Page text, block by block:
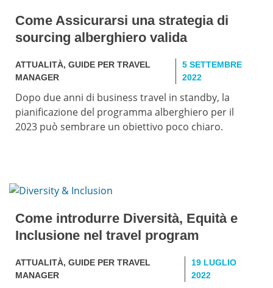
Come Assicurarsi una strategia di
sourcing alberghiero valida
ATTUALITÀ, GUIDE PER TRAVEL
MANAGER
5 SETTEMBRE
2022
Dopo due anni di business travel in standby, la
pianificazione del programma alberghiero per il
2023 può sembrare un obiettivo poco chiaro.
Come introdurre Diversità, Equità e
Inclusione nel travel program
ATTUALITÀ, GUIDE PER TRAVEL
MANAGER
19 LUGLIO
2022